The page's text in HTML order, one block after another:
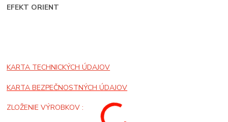
EFEKT ORIENT
KARTA TECHNICKÝCH ÚDAJOV
KARTA BEZPEČNOSTNÝCH ÚDAJOV
ZLOŽENIE VÝROBKOV :